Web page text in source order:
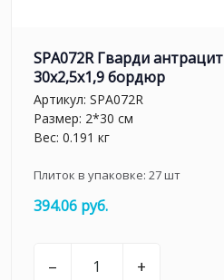
SPA072R Гварди
30x2,5x1,9 бордюр
Артикул: SPA072R
Размер: 2*30 см
Вес: 0.191 кг
Плиток в упаковке: 27шт
394.06 руб.
– +